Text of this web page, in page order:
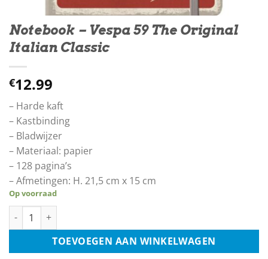
Notebook – Vespa 59 The Original
Italian Classic
€12.99
– Harde kaft
– Kastbinding
– Bladwijzer
– Materiaal: papier
– 128 pagina’s
– Afmetingen: H. 21,5 cm x 15 cm
Op voorraad
Notebook - Vespa 59 The Original Italian Classic aantal
TOEVOEGEN AAN WINKELWAGEN